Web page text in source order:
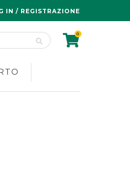
0
IN / REGISTRAZIONE